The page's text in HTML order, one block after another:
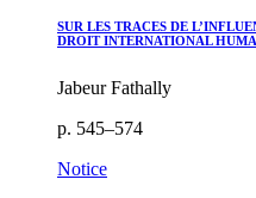
SUR LES TRACES DE
DROIT INTERNATIONAL
Jabeur Fathally
p. 545–574
Notice